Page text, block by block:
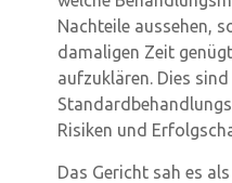
Nachteile aussehen,
damaligen Zeit
aufzuklären. Dies
Risiken und
Das Gericht sah es